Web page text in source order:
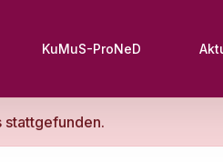
KuMuS-ProNeD
stattgefunden.